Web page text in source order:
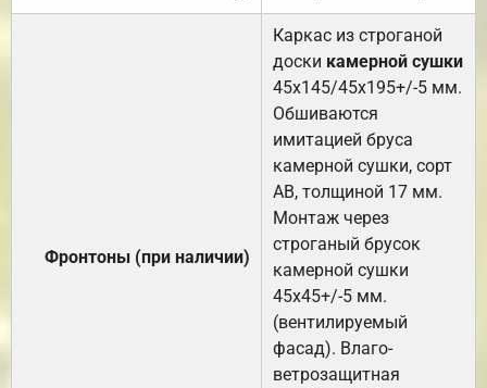
Фронтоны (при наличии)
Каркас из строганой
доски камерной сушки
45х145/45х195+/-5 мм.
Обшиваются
имитацией бруса
камерной сушки, сорт
АВ, толщиной 17 мм.
Монтаж через
строганый брусок
камерной сушки
45х45+/-5 мм.
(вентилируемый
фасад). Влаго-
ветрозащитная